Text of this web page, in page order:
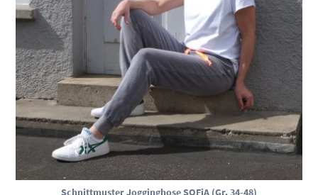
Schnittmuster Jogginghose SOFiA (Gr. 34-48)